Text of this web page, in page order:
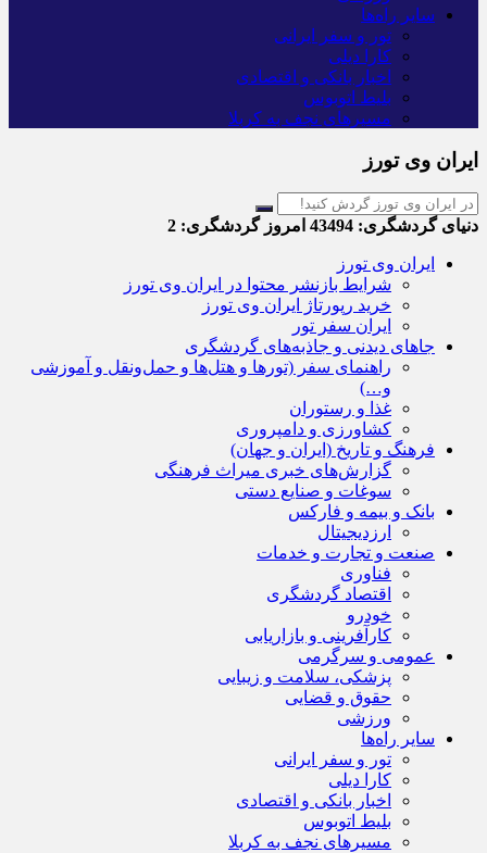
سایر راه‌ها
تور و سفر ایرانی
کارا دیلی
اخبار بانکی و اقتصادی
بلیط اتوبوس
مسیرهای نجف به کربلا
ایران وی تورز
دنیای گردشگری: امروز گردشگری:
ایران وی تورز
شرایط بازنشر محتوا در ایران وی تورز
خرید رپورتاژ ایران وی تورز
ایران سفر تور
جاهای دیدنی و جاذبه‌های گردشگری
راهنمای سفر (تورها و هتل‌ها و حمل‌و‌نقل و آموزشی
و…)
غذا و رستوران
کشاورزی و دامپروری
فرهنگ و تاریخ (ایران و جهان)
گزارش‌های خبری میراث فرهنگی
سوغات و صنایع دستی
بانک و بیمه و فارکس
ارزدیجیتال
صنعت و تجارت و خدمات
فناوری
اقتصاد گردشگری
خودرو
کارآفرینی و بازاریابی
عمومی و سرگرمی
پزشکی، سلامت و زیبایی
حقوق و قضایی
ورزشی
سایر راه‌ها
تور و سفر ایرانی
کارا دیلی
اخبار بانکی و اقتصادی
بلیط اتوبوس
مسیرهای نجف به کربلا